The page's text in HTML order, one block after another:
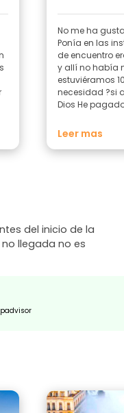
No me ha
Ponía en las
de encuentro
y allí no había
estuviéramos
necesidad ?si
Dios He
25 € por una
es un atraco
Leer mas
del inicio de la
llegada no es